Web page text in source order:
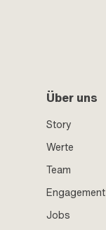
Über uns
Story
Werte
Team
Engagement
Jobs